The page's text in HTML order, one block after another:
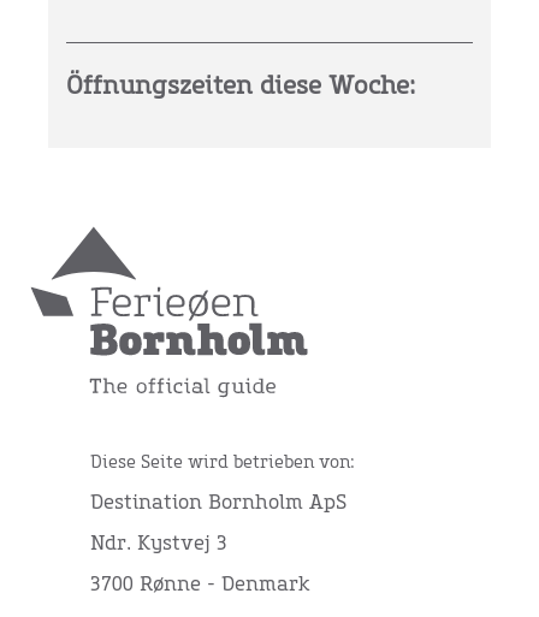
Öffnungszeiten diese Woche:
Diese Seite wird betrieben von:
Destination Bornholm ApS
Ndr. Kystvej 3
3700 Rønne - Denmark